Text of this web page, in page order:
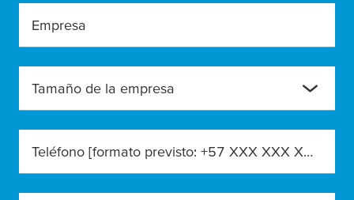
Empresa
Tamaño de la empresa
Teléfono [formato previsto: +57 XXX XXX XXXX]